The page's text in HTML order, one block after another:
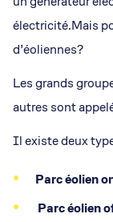
électricité.Mais
d’éoliennes?
Les grands
autres sont
Il existe deux
Parc éolien
Parc éolien